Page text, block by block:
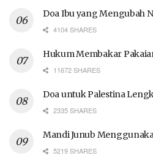
Doa Ibu yang Mengubah
4104 SHARES
Hukum Membakar
11672 SHARES
Doa untuk Palestina
2335 SHARES
Mandi Junub
5219 SHARES